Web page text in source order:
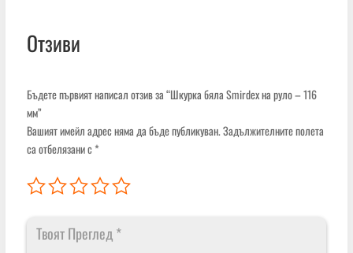
Отзиви
Бъдете първият написал отзив за “Шкурка бяла Smirdex на руло – 116
мм”
Вашият имейл адрес няма да бъде публикуван.Задължителните полета
са отбелязани с*